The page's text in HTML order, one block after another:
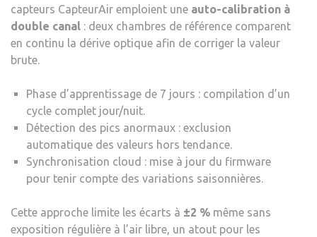
capteurs CapteurAir emploient une auto-calibration à
double canal : deux chambres de référence comparent
en continu la dérive optique afin de corriger la valeur
brute.
Phase d’apprentissage de 7 jours : compilation d’un
cycle complet jour/nuit.
Détection des pics anormaux : exclusion
automatique des valeurs hors tendance.
Synchronisation cloud : mise à jour du firmware
pour tenir compte des variations saisonnières.
Cette approche limite les écarts à ±2 % même sans
exposition régulière à l’air libre, un atout pour les